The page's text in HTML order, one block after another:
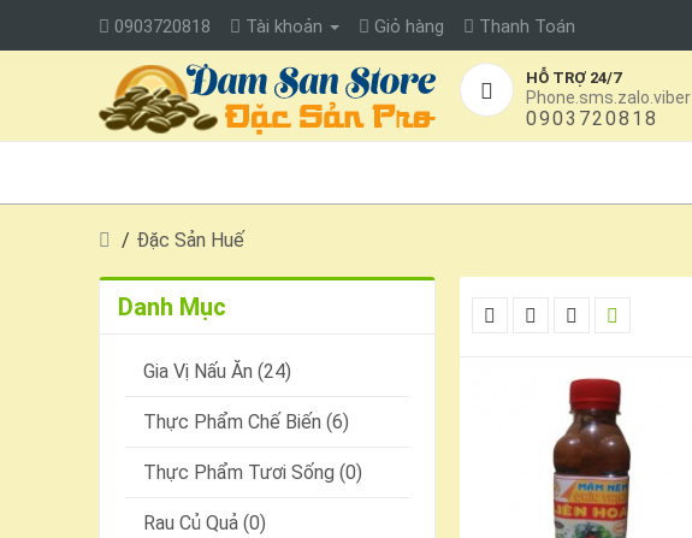
0903720818 Tài khoản Giỏ hàng Thanh Toán
HỖ TRỢ 24/7
Phone.sms.zalo.viber
0903720818
Đặc Sản Huế
Danh Mục
Gia Vị Nấu Ăn (24)
Thực Phẩm Chế Biến (6)
Thực Phẩm Tươi Sống (0)
Rau Củ Quả (0)